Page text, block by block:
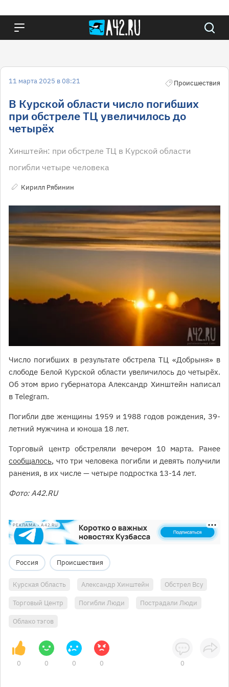
11 марта 2025 в 08:21 Происшествия
В Курской области число погибших
при обстреле ТЦ увеличилось до
четырёх
Хинштейн: при обстреле ТЦ в Курской области
погибли четыре человека
Кирилл Рябинин
Число погибших в результате обстрела ТЦ «Добрыня» в
слободе Белой Курской области увеличилось до четырёх.
Об этом врио губернатора Александр Хинштейн написал
в Telegram.
Погибли две женщины 1959 и 1988 годов рождения, 39-
летний мужчина и юноша 18 лет.
Торговый центр обстреляли вечером 10 марта. Ранее
сообщалось, что три человека погибли и девять получили
ранения, в их числе — четыре подростка 13-14 лет.
Фото: А42.RU
РЕКЛАМА • A42.RU
Россия Происшествия
Курская Область Александр Хинштейн Обстрел Всу
Торговый Центр Погибли Люди Пострадали Люди
Облако тэгов
0 0 0 0 0